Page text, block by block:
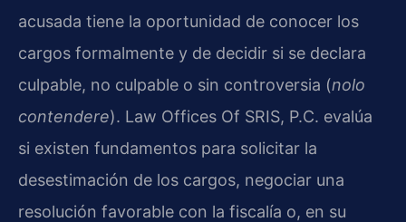
acusada tiene la oportunidad de conocer los
cargos formalmente y de decidir si se declara
culpable, no culpable o sin controversia (nolo
contendere). Law Offices Of SRIS, P.C. evalúa
si existen fundamentos para solicitar la
desestimación de los cargos, negociar una
resolución favorable con la fiscalía o, en su